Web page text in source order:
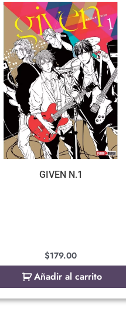
GIVEN N.1
$179.00
Añadir al carrito